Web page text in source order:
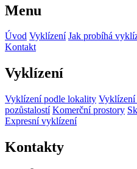
Menu
Úvod Vyklízení Jak probíhá
Kontakt
Vyklízení
Vyklízení podle lokality Vyklízení
pozůstalostí Komerční prostory
Expresní vyklízení
Kontakty